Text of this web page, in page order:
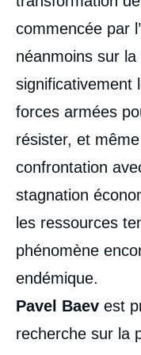
commencée par
néanmoins sur la
significativement
forces armées
résister, et
confrontation
stagnation
les ressources
phénomène
endémique.
Pavel Baev est
recherche sur la